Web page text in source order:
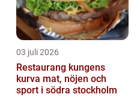
03 juli 2026
Restaurang kungens
kurva mat, nöjen och
sport i södra stockholm